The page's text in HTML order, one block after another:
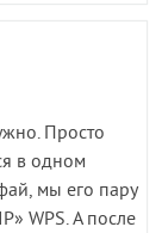
Просто
в одном
мы его пару
WPS. А после